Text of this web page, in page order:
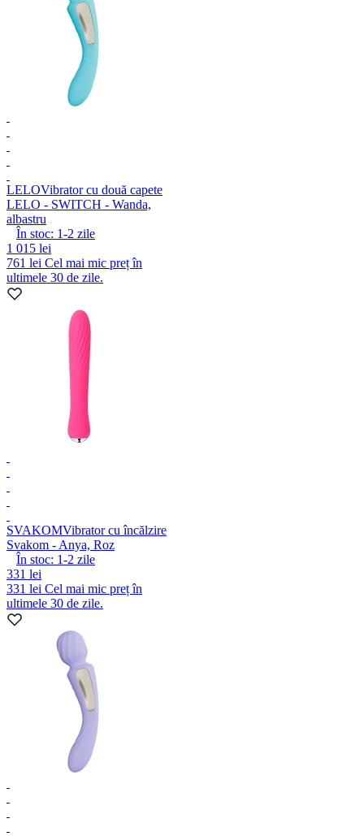
LELOVibrator cu două capete
LELO - SWITCH - Wanda,
albastru
În stoc: 1-2 zile
1 015 lei
761 lei Cel mai mic preț în
ultimele 30 de zile.
SVAKOMVibrator cu încălzire
Svakom - Anya, Roz
În stoc: 1-2 zile
331 lei
331 lei Cel mai mic preț în
ultimele 30 de zile.